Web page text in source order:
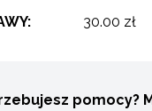
30.00 zł
pomocy?